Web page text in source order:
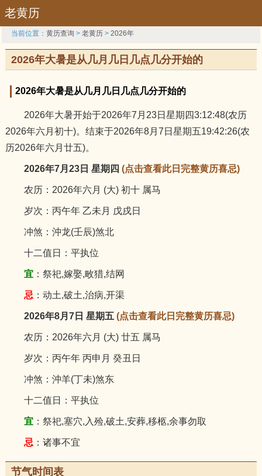
老黄历
当前位置：黄历查询 >老黄历 >2026年
2026年大暑是从几月几日几点几分开始的
2026年大暑是从几月几日几点几分开始的
2026年大暑开始于2026年7月23日星期四3:12:48(农历
2026年六月初十)。结束于2026年8月7日星期五19:42:26(农
历2026年六月廿五)。
2026年7月23日 星期四 (点击查看此日完整黄历喜忌)
农历：2026年六月 (大) 初十 属马
岁次：丙午年 乙未月 戊戌日
冲煞：沖龙(壬辰)煞北
十二值日：平执位
宜：祭祀,嫁娶,畋猎,结网
忌 ：动土,破土,治病,开渠
2026年8月7日 星期五 (点击查看此日完整黄历喜忌)
农历：2026年六月 (大) 廿五 属马
岁次：丙午年 丙申月 癸丑日
冲煞：沖羊(丁未)煞东
十二值日：平执位
宜：祭祀,塞穴,入殓,破土,安葬,移柩,余事勿取
忌 ：诸事不宜
节气时间表